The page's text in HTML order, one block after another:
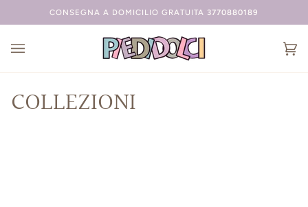
CONSEGNA A DOMICILIO GRATUITA 3770880189
COLLEZIONI